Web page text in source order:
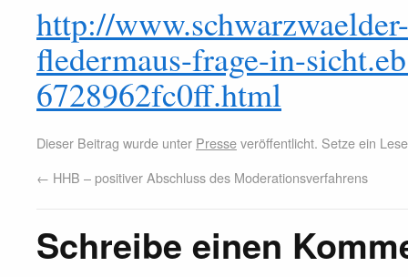
http://
fledermaus-frage-in-
6728962fc0ff.html
Dieser Beitrag wurde unter Presseveröffentlicht. Setze ein
← HHB – positiver Abschluss des Moderationsverfahrens
Schreibe einen